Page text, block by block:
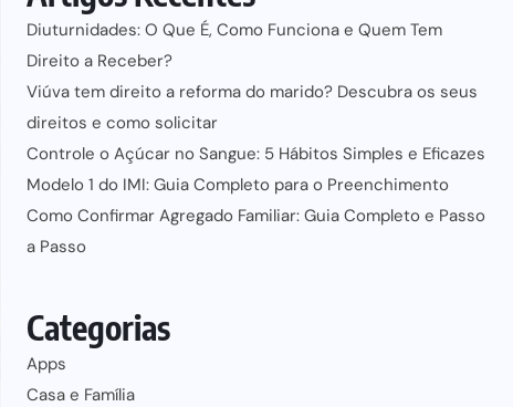
Diuturnidades: O Que É, Como Funciona e Quem Tem
Direito a Receber?
Viúva tem direito a reforma do marido? Descubra os seus
direitos e como solicitar
Controle o Açúcar no Sangue: 5 Hábitos Simples e Eficazes
Modelo 1 do IMI: Guia Completo para o Preenchimento
Como Confirmar Agregado Familiar: Guia Completo e Passo
a Passo
Categorias
Apps
Casa e Família